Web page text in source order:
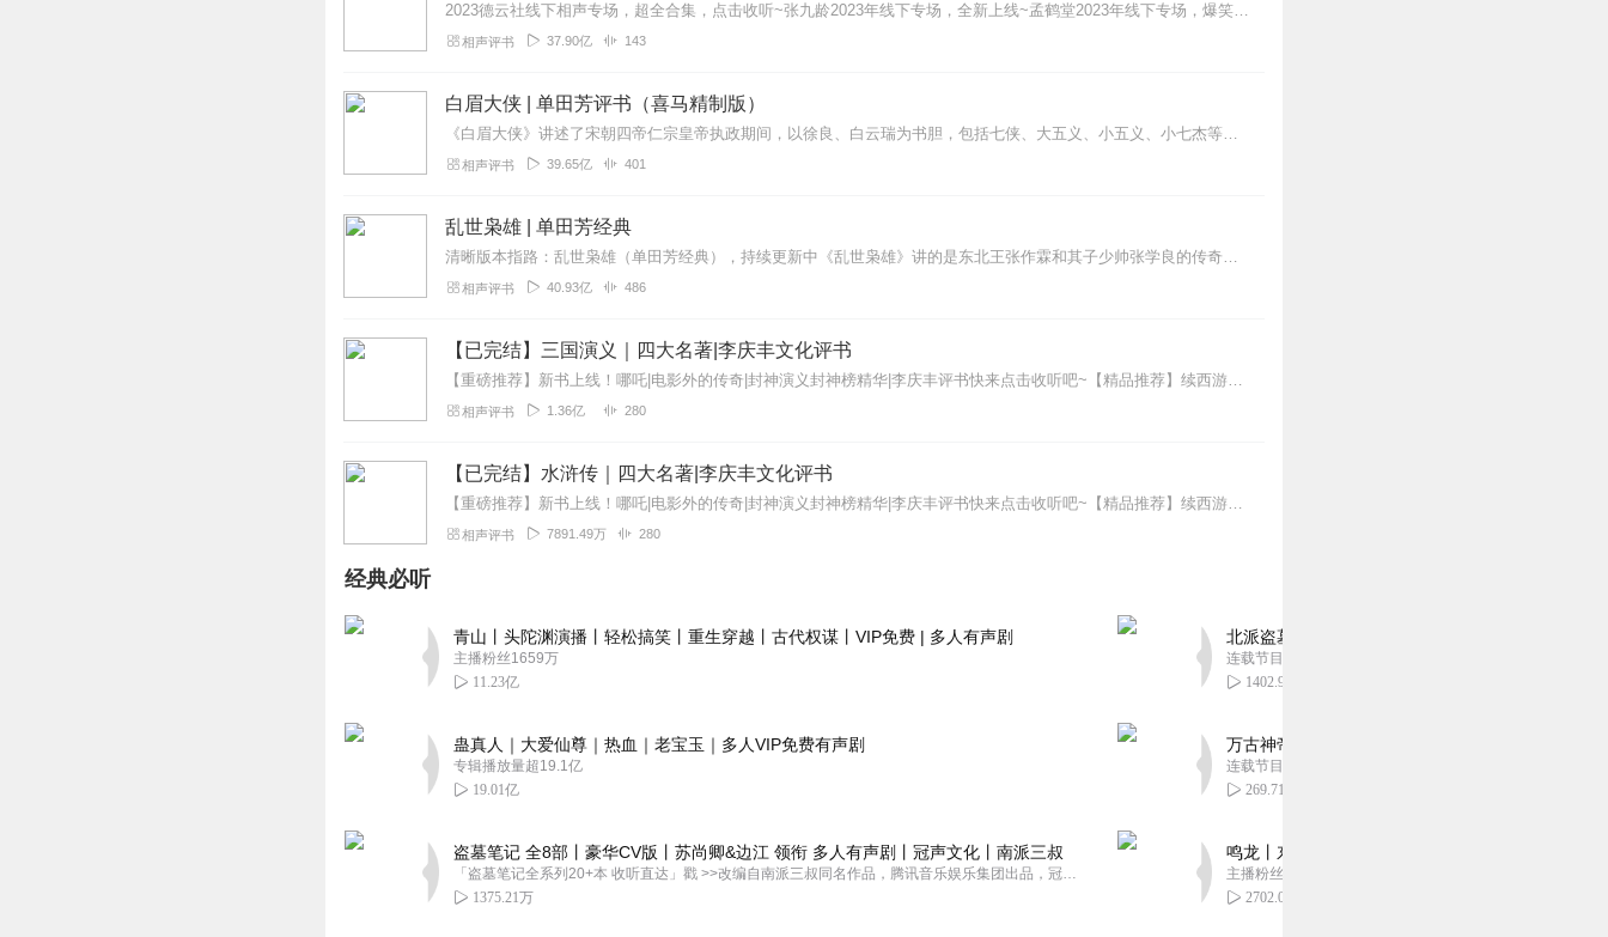
2023德云社线下相声专场，超全合集，点击收听~张九龄2023年线下专场，全新上线~孟鹤堂2023年线下专场，爆笑收听~高峰栾云平2023年线下专场，超新首发~...
相声评书 37.90亿 143
白眉大侠 | 单田芳评书（喜马精制版）
《白眉大侠》讲述了宋朝四帝仁宗皇帝执政期间，以徐良、白云瑞为书胆，包括七侠、大五义、小五义、小七杰等众开封府校尉，在八王赵德芳、包拯、颜查散等清官的支持下，为保...
相声评书 39.65亿 401
乱世枭雄 | 单田芳经典
清晰版本指路：乱世枭雄（单田芳经典），持续更新中《乱世枭雄》讲的是东北王张作霖和其子少帅张学良的传奇故事，是著名评书艺术家单田芳先生根据大量的历史材料和广为流传...
相声评书 40.93亿 486
【已完结】三国演义｜四大名著|李庆丰文化评书
【重磅推荐】新书上线！哪吒|电影外的传奇|封神演义封神榜精华|李庆丰评书快来点击收听吧~【精品推荐】续西游记（李庆丰文化评书）明朝那些事儿（李庆丰文化评书）...
相声评书 1.36亿 280
【已完结】水浒传｜四大名著|李庆丰文化评书
【重磅推荐】新书上线！哪吒|电影外的传奇|封神演义封神榜精华|李庆丰评书快来点击收听吧~【精品推荐】续西游记（李庆丰文化评书）（新书上线多多支持）明朝那些事...
相声评书 7891.49万 280
经典必听
青山丨头陀渊演播丨轻松搞笑丨重生穿越丨古代权谋丨VIP免费 | 多人有声剧
主播粉丝1659万
11.23亿
蛊真人｜大爱仙尊｜热血｜老宝玉｜多人VIP免费有声剧
专辑播放量超19.1亿
19.01亿
盗墓笔记 全8部丨豪华CV版丨苏尚卿&边江 领衔 多人有声剧丨冠声文化丨南派三叔
「盗墓笔记全系列20+本 收听直达」戳 >>改编自南派三叔同名作品，腾讯音乐娱乐集团出品，冠声文化制作，...
1375.21万
北派盗墓笔记丨头陀渊出品丨悬疑灵异丨摸金校尉
连载节目超四百集
1402.95万
万古神帝丨玄幻丨热血丨紫襟团队演播丨多人有声
连载节目超二百集
269.71万
鸣龙丨东方玄幻丨紫襟团队丨轻松搞笑丨多人有声
主播粉丝2836万
2702.08万